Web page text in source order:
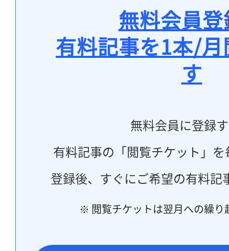
無料会員
有料記事を1本/
す
無料会員に登録
有料記事の「閲覧チケット」
登録後、すぐにご希望の有料記
※ 閲覧チケットは翌月への繰り